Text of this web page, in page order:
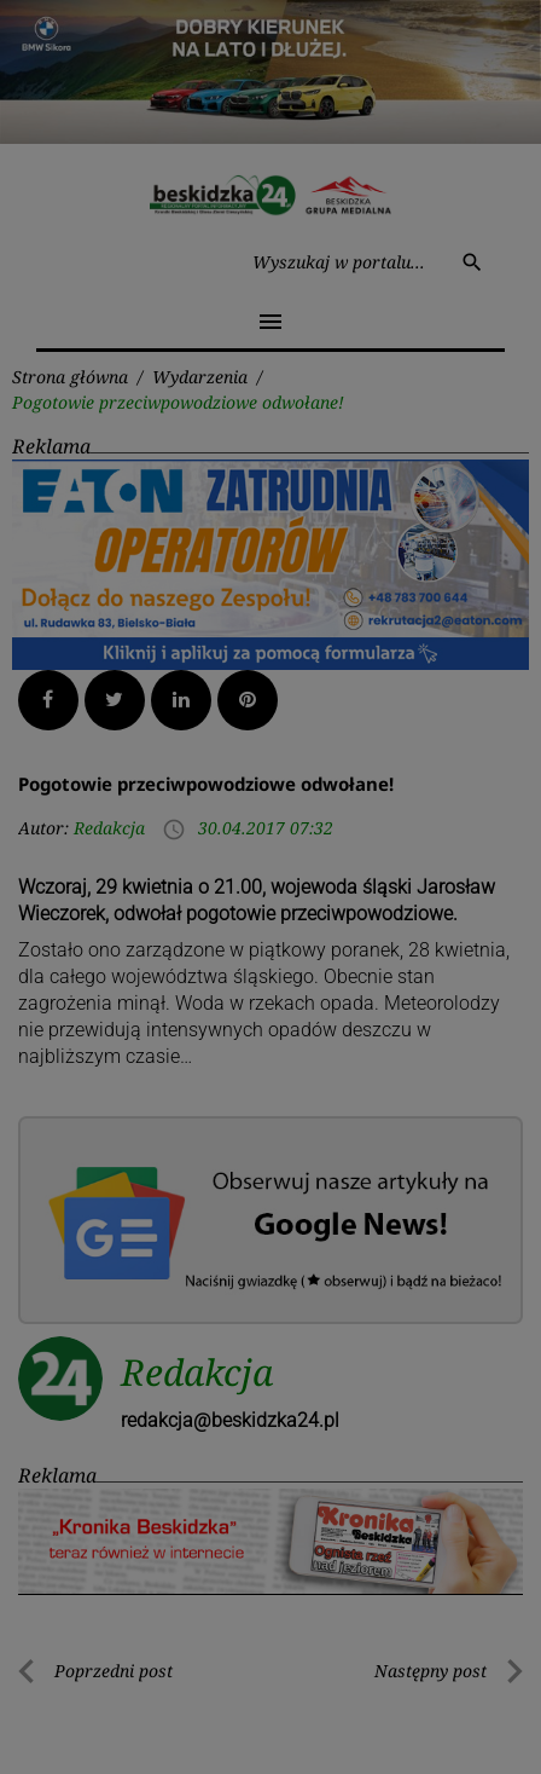
Przejdź
treści
search
menu
Strona główna / Wydarzenia /
Pogotowie przeciwpowodziowe odwołane!
Reklama
Facebook Twitter LinkedInPinterest
Pogotowie przeciwpowodziowe odwołane!
Autor: Redakcja access_time 30.04.2017 07:32
Wczoraj, 29 kwietnia o 21.00, wojewoda śląski Jarosław
Wieczorek, odwołał pogotowie przeciwpowodziowe.
Zostało ono zarządzone w piątkowy poranek, 28 kwietnia,
dla całego województwa śląskiego. Obecnie stan
zagrożenia minął. Woda w rzekach opada. Meteorolodzy
nie przewidują intensywnych opadów deszczu w
najbliższym czasie…
Redakcja
redakcja@beskidzka24.pl
Reklama
Nawigacja
Poprzedni post Następny post